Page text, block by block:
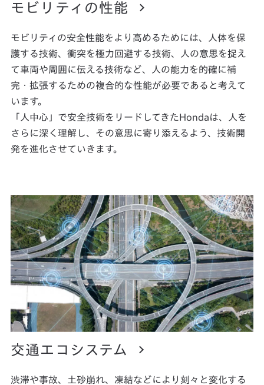
モビリティの性能
モビリティの安全性能をより高めるためには、人体を保
護する技術、衝突を極力回避する技術、人の意思を捉え
て車両や周囲に伝える技術など、人の能力を的確に補
完・拡張するための複合的な性能が必要であると考えて
います。
「人中心」で安全技術をリードしてきたHondaは、人を
さらに深く理解し、その意思に寄り添えるよう、技術開
発を進化させていきます。
交通エコシステム
渋滞や事故、土砂崩れ、凍結などにより刻々と変化する